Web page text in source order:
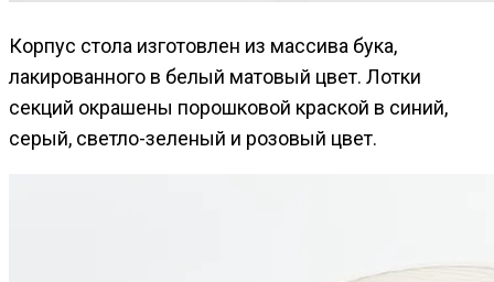
Корпус стола изготовлен из массива бука,
лакированного в белый матовый цвет. Лотки
секций окрашены порошковой краской в синий,
серый, светло-зеленый и розовый цвет.